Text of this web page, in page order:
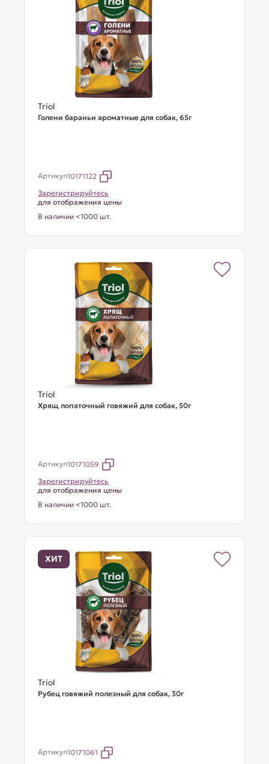
Triol
Голени бараньи ароматные для собак, 65г
Артикул10171122
Зарегистрируйтесь
для отображения цены
В наличии <1000 шт.
Triol
Хрящ лопаточный говяжий для собак, 50г
Артикул10171059
Зарегистрируйтесь
для отображения цены
В наличии <1000 шт.
ХИТ
Triol
Рубец говяжий полезный для собак, 30г
Артикул10171061